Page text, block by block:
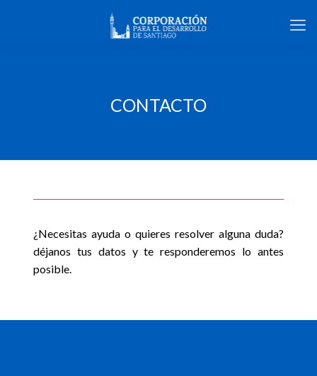
CONTACTO
¿Necesitas ayuda o quieres resolver alguna duda?
déjanos tus datos y te responderemos lo antes
posible.